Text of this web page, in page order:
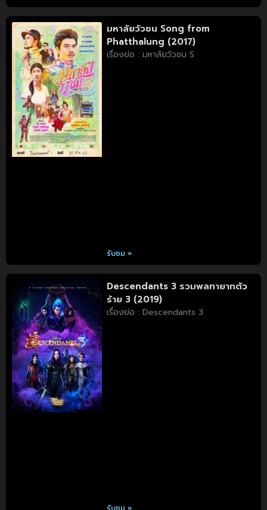
มหาลัยวัวชน Song from
Phatthalung (2017)
เรื่องย่อ : มหาลัยวัวชน S
รับชม »
Descendants 3 รวมพลทายาทตัว
ร้าย 3 (2019)
เรื่องย่อ : Descendants 3